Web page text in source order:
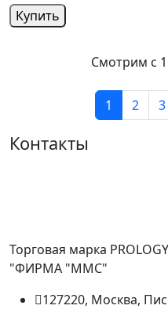
Купить
Смотрим c
1 2 3
Контакты
Торговая марка
"ФИРМА "ММС"
127220, Москва,